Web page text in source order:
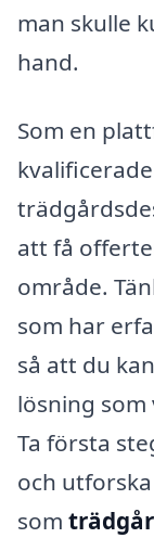
man skulle
hand.
Som en
att få
område.
som har
så att du
lösning som
Ta första
och
som